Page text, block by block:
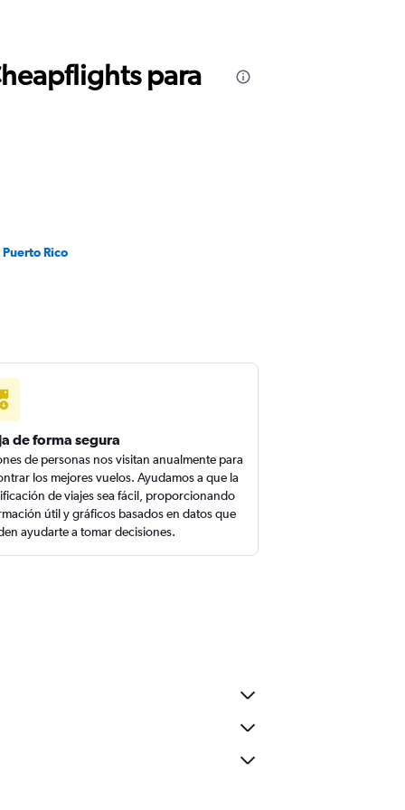
para
Puerto Rico
de forma segura
de personas nos visitan anualmente para
los mejores vuelos. Ayudamos a que la
de viajes sea fácil, proporcionando
útil y gráficos basados en datos que
ayudarte a tomar decisiones.